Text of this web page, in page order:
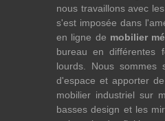
nous travaillons avec
s'est imposée dans
en ligne de mobilier
bureau en différentes
lourds. Nous sommes
d'espace et apporter
mobilier industriel sur
basses design et les